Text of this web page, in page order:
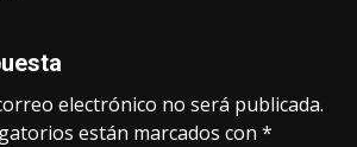
electrónico no será publicada.
están marcados con *